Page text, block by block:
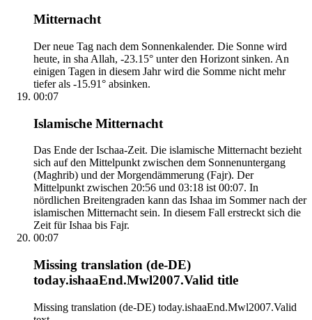
Mitternacht
Der neue Tag nach dem Sonnenkalender. Die Sonne wird
heute, in sha Allah, -23.15° unter den Horizont sinken. An
einigen Tagen in diesem Jahr wird die Somme nicht mehr
tiefer als -15.91° absinken.
00:07
Islamische Mitternacht
Das Ende der Ischaa-Zeit. Die islamische Mitternacht bezieht
sich auf den Mittelpunkt zwischen dem Sonnenuntergang
(Maghrib) und der Morgendämmerung (Fajr). Der
Mittelpunkt zwischen 20:56 und 03:18 ist 00:07. In
nördlichen Breitengraden kann das Ishaa im Sommer nach der
islamischen Mitternacht sein. In diesem Fall erstreckt sich die
Zeit für Ishaa bis Fajr.
00:07
Missing translation (de-DE)
today.ishaaEnd.Mwl2007.Valid title
Missing translation (de-DE) today.ishaaEnd.Mwl2007.Valid